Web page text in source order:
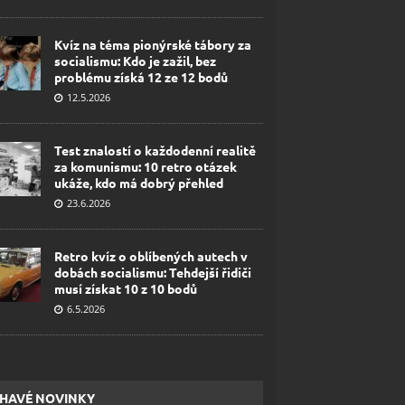
Kvíz na téma pionýrské tábory za
socialismu: Kdo je zažil, bez
problému získá 12 ze 12 bodů
12.5.2026
Test znalostí o každodenní realitě
za komunismu: 10 retro otázek
ukáže, kdo má dobrý přehled
23.6.2026
Retro kvíz o oblíbených autech v
dobách socialismu: Tehdejší řidiči
musí získat 10 z 10 bodů
6.5.2026
NOVINKY